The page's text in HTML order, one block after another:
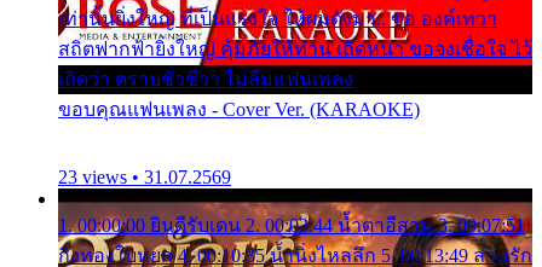
เท่านั้นยิ่งใหญ่ ที่เป็นแรงใจ ให้ผมดังมา.. ขอ องค์เทวา
สถิตฟากฟ้ายิ่งใหญ่ คุ้มภัยให้ท่าน เถิดหนา ขอจงเชื่อใจ ไว้
เถิดว่า ตราบชั่วชีวา ไม่ลืมแฟนเพลง
ขอบคุณแฟนเพลง - Cover Ver. (KARAOKE)
23 views • 31.07.2569
1. 00:00:00 ยินดีรับเดน 2. 00:03:44 น้ำตาอีสาน 3. 00:07:51
กิ่งทองใบหยก 4. 00:10:35 น้ำนิ่งไหลลึก 5. 00:13:49 ลานรัก